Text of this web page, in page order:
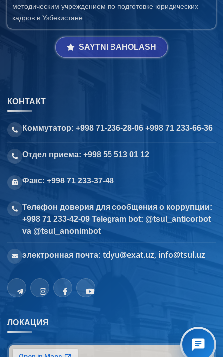
методическим учреждением по подготовке юридических
кадров в Узбекистане.
SAYTNI BAHOLASH
КОНТАКТ
Коммутатор: +998 71-236-28-06 +998 71 233-66-36
Отдел приема: +998 55 513 01 12
Факс: +998 71 233-37-48
Телефон доверия для сообщения о коррупции:
+998 71 233-42-09 Telegram bot: @tsul_anticorbot
va @tsul_anonimbot
электронная почта: tdyu@exat.uz, info@tsul.uz
ЛОКАЦИЯ